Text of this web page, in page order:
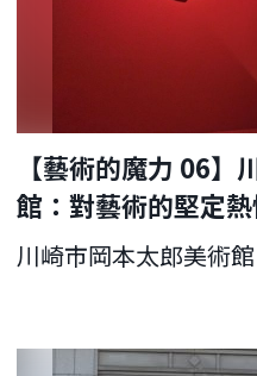
【藝術的魔力 06】
館：對藝術的堅定
川崎市岡本太郎美術館